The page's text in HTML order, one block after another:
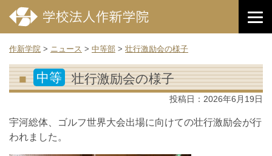
作新学院 > ニュース > 中等部 > 壮行激励会の様子
中等 壮行激励会の様子
投稿日： 2026年6月19日
宇河総体、ゴルフ世界大会出場に向けての壮行激励会が行
われました。